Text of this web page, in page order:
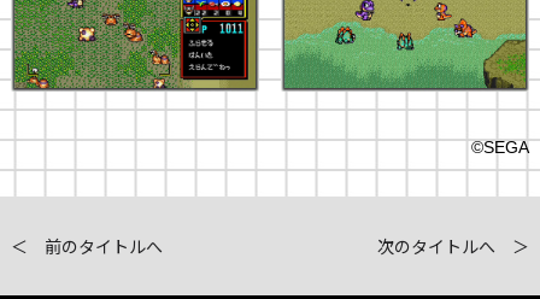
©SEGA
＜ 前のタイトルへ 次のタイトルへ ＞